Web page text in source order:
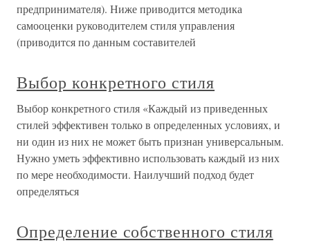
предпринимателя). Ниже приводится методика
самооценки руководителем стиля управления
(приводится по данным составителей
Выбор конкретного стиля
Выбор конкретного стиля «Каждый из приведенных
стилей эффективен только в определенных условиях, и
ни один из них не может быть признан универсальным.
Нужно уметь эффективно использовать каждый из них
по мере необходимости. Наилучший подход будет
определяться
Определение собственного стиля